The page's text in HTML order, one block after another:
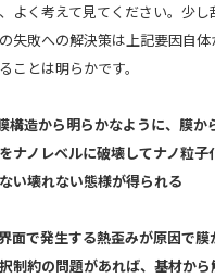
よく考えて見てください。少し
失敗への解決策は上記要因自
ことは明らかです。
構造から明らかなように、膜か
ナノレベルに破壊してナノ粒
い壊れない態様が得られる
面で発生する熱歪みが原因で
制約の問題があれば、基材か